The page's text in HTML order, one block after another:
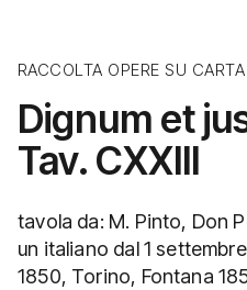
RACCOLTA OPERE SU CARTA
Dignum et
Tav. CXXIII
tavola da: M. Pinto, Don
un italiano dal 1
1850, Torino, Fontana